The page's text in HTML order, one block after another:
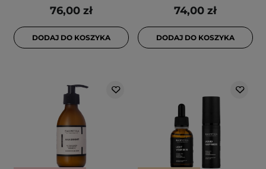
76,00 zł
DODAJ DO KOSZYKA
74,00 zł
DODAJ DO KOSZYKA